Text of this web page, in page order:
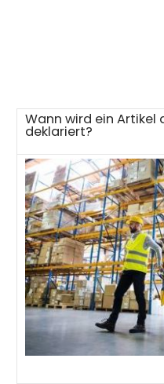
Wann wird ein Artikel
deklariert?